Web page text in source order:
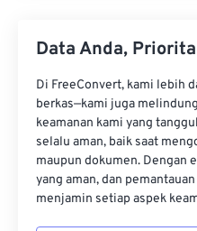
Data Anda,
Di FreeConvert, kami lebih
berkas—kami juga
keamanan kami yang
selalu aman, baik saat
maupun dokumen. Dengan
yang aman, dan
menjamin setiap aspek